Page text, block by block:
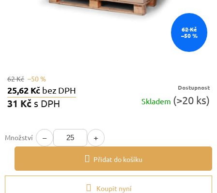
62 Kč
–50 %
62 Kč –50 %
25,62 Kč bez DPH
31 Kč s DPH
Dostupnost
Skladem (>20 ks)
Množství − +
Přidat do košíku
Koupit nyní